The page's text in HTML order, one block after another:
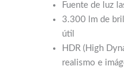
Fuente de luz
3.300 lm de
útil
HDR (High
realismo e